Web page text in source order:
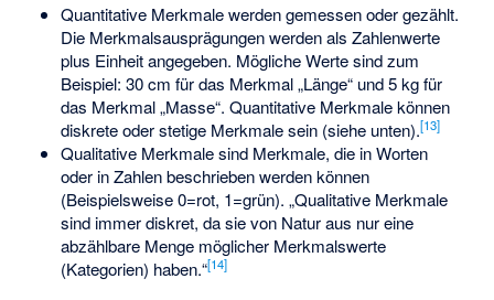
Quantitative Merkmale werden gemessen oder gezählt.
Die Merkmalsausprägungen werden als Zahlenwerte
plus Einheit angegeben. Mögliche Werte sind zum
Beispiel: 30 cm für das Merkmal „Länge“ und 5 kg für
das Merkmal „Masse“. Quantitative Merkmale können
diskrete oder stetige Merkmale sein (siehe unten).[13]
Qualitative Merkmale sind Merkmale, die in Worten
oder in Zahlen beschrieben werden können
(Beispielsweise 0=rot, 1=grün). „Qualitative Merkmale
sind immer diskret, da sie von Natur aus nur eine
abzählbare Menge möglicher Merkmalswerte
(Kategorien) haben.“[14]